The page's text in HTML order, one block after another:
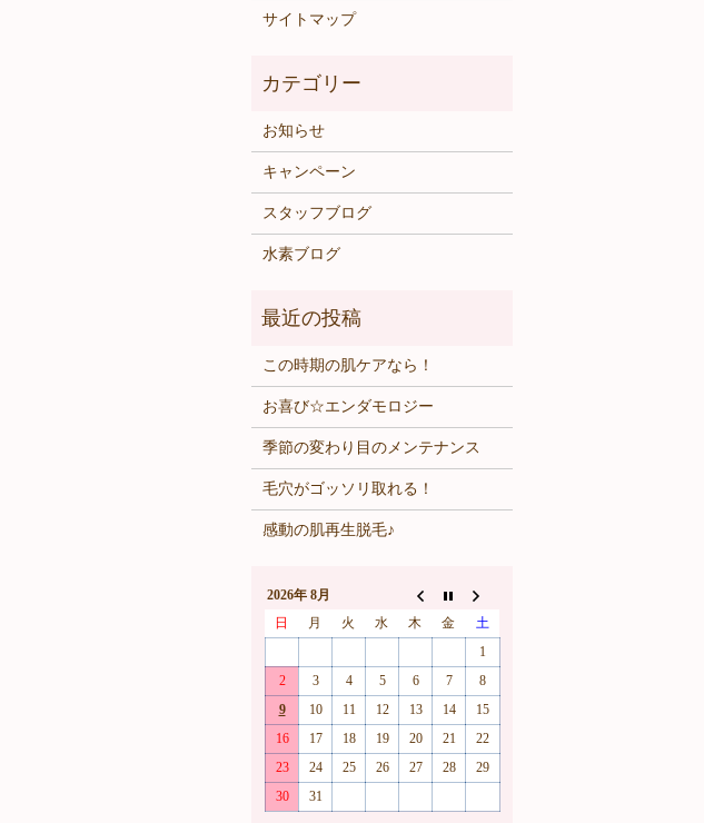
サイトマップ
お知らせ
キャンペーン
スタッフブログ
水素ブログ
この時期の肌ケアなら！
お喜び☆エンダモロジー
季節の変わり目のメンテナンス
毛穴がゴッソリ取れる！
感動の肌再生脱毛♪
2026年 8月
日
月 火 水 木 金
土
1
2
3 4 5 6 7
8
9
10 11 12 13 14
15
16
17 18 19 20 21
22
23
24 25 26 27 28
29
30
31